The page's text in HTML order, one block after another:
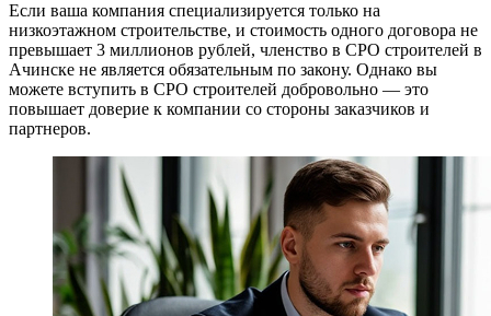
Если ваша компания специализируется только на
низкоэтажном строительстве, и стоимость одного договора не
превышает 3 миллионов рублей, членство в СРО строителей в
Ачинске не является обязательным по закону. Однако вы
можете вступить в СРО строителей добровольно — это
повышает доверие к компании со стороны заказчиков и
партнеров.